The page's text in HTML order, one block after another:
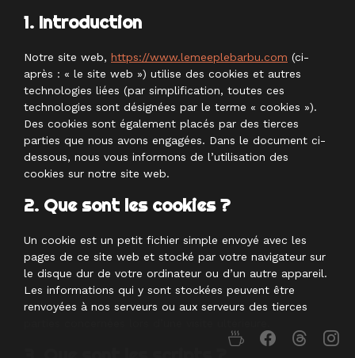
1. Introduction
Notre site web, https://www.lemeeplebarbu.com (ci-
après : « le site web ») utilise des cookies et autres
technologies liées (par simplification, toutes ces
technologies sont désignées par le terme « cookies »).
Des cookies sont également placés par des tierces
parties que nous avons engagées. Dans le document ci-
dessous, nous vous informons de l’utilisation des
cookies sur notre site web.
2. Que sont les cookies ?
Un cookie est un petit fichier simple envoyé avec les
pages de ce site web et stocké par votre navigateur sur
le disque dur de votre ordinateur ou d’un autre appareil.
Les informations qui y sont stockées peuvent être
renvoyées à nos serveurs ou aux serveurs des tierces
CONTACT